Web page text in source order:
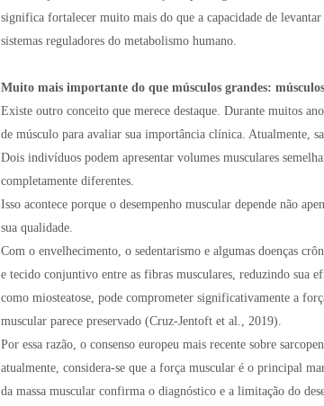
significa fortalecer muito mais do que a capacidade de
sistemas reguladores do metabolismo humano.
Muito mais importante do que músculos grandes:
Existe outro conceito que merece destaque. Durante muitos
de músculo para avaliar sua importância clínica. Atualmente,
Dois indivíduos podem apresentar volumes musculares
completamente diferentes.
Isso acontece porque o desempenho muscular depende não
sua qualidade.
Com o envelhecimento, o sedentarismo e algumas doenças
e tecido conjuntivo entre as fibras musculares, reduzindo sua
como miosteatose, pode comprometer significativamente a
muscular parece preservado (Cruz-Jentoft et al., 2019).
Por essa razão, o consenso europeu mais recente sobre
atualmente, considera-se que a força muscular é o principal
da massa muscular confirma o diagnóstico e a limitação do